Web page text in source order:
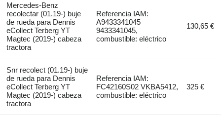
Mercedes-Benz
recolectar (01.19-) buje
de rueda para Dennis
eCollect Terberg YT
Magtec (2019-) cabeza
tractora
Referencia IAM:
A9433341045
9433341045,
combustible: eléctrico
130,65 €
Snr recolect (01.19-) buje
de rueda para Dennis
eCollect Terberg YT
Magtec (2019-) cabeza
tractora
Referencia IAM:
FC42160S02 VKBA5412,
combustible: eléctrico
325 €